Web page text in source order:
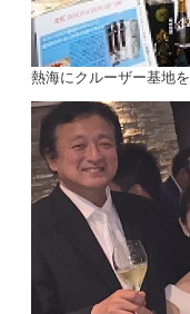
熱海にクルーザー基地を